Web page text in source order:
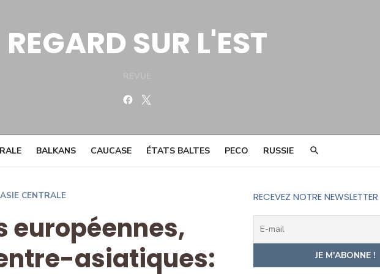
REGARD SUR L'EST
Facebook
BALKANS CAUCASE ÉTATS BALTES PECO RUSSIE
ASIE CENTRALE
européennes,
asiatiques:
RECEVEZ NOTRE NEWSLETTER